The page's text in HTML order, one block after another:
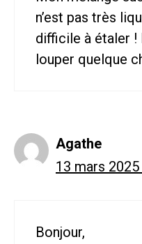
n’est pas très
difficile à étaler !
louper quelque
Agathe
13 mars
Bonjour,